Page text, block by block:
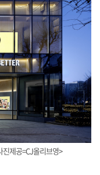
진제공=CJ올리브영>